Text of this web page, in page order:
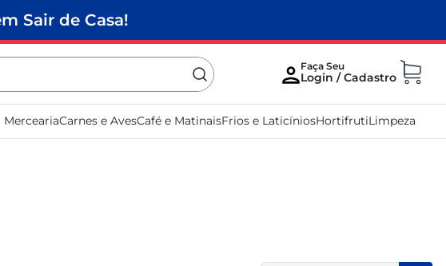
Sair de Casa!
MerceariaCarnes e AvesCafé e MatinaisFrios e LaticíniosHortifrutiLimpeza